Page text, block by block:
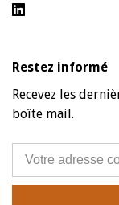
Restez informé
Recevez les
boîte mail.